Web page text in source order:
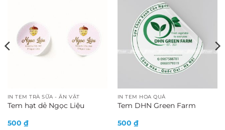
IN TEM TRÀ SỮA - ĂN VẶT
Tem hạt dẻ Ngọc Liệu
500 ₫
IN TEM HOA QUẢ
Tem DHN Green Farm
500 ₫